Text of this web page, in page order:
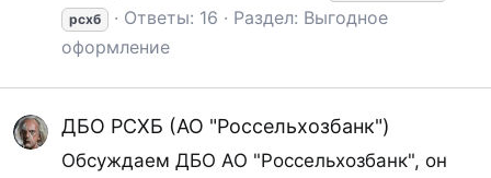
рсхб
Ответы: 16 Раздел: Выгодное
оформление
ДБО РСХБ (АО "Россельхозбанк")
Обсуждаем ДБО АО "Россельхозбанк", он